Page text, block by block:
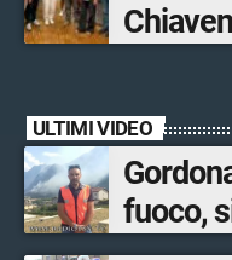
ULTIMI VIDEO
fuoco,